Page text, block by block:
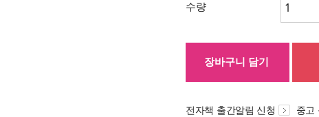
수량
장바구니 담기
전자책 출간알림 신청 중고